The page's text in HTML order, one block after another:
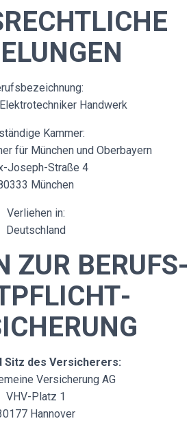
Handwerk
Kammer:
für München und Oberbayern
Joseph-Straße 4
München
Verliehen in:
Deutschland
ZUR BERUFS­
Sitz des Versicherers:
Versicherung AG
VHV-Platz 1
Hannover